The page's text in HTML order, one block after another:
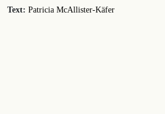
Text: Patricia McAllister-Käfer